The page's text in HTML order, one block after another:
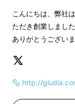
NaGaMoを
販売契約を
こんにちは、弊社
ただき創業しまし
ありがとうござい
http://